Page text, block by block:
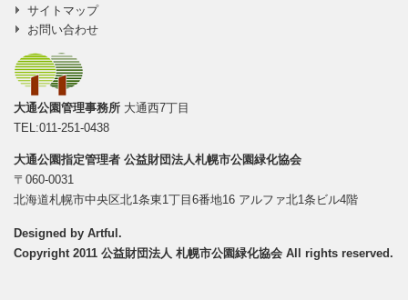
サイトマップ
お問い合わせ
大通公園管理事務所 大通西7丁目
TEL:011-251-0438
大通公園指定管理者 公益財団法人札幌市公園緑化協会
〒060-0031
北海道札幌市中央区北1条東1丁目6番地16 アルファ北1条ビル4階
Designed by Artful .
Copyright 2011 公益財団法人 札幌市公園緑化協会 All rights reserved.